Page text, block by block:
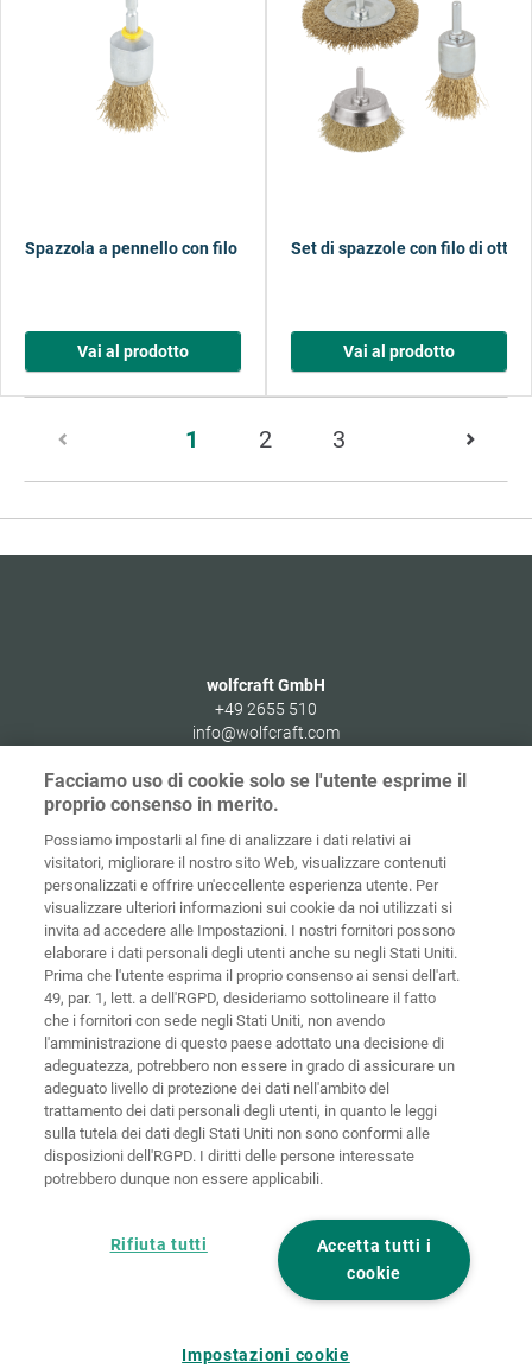
Spazzola a pennello con filo di ottone
Vai al prodotto
Set di spazzole con filo di
Vai al prodotto
1 Pagina
1
2 3
wolfcraft GmbH
+49 2655 510
info@wolfcraft.com
Wolffstraße 1
56746 Kempenich
Germany
Home Contatti Colofone Tutela dei dati
CGC
Politiche sui
cookies Login
Dichiarazione
di accessibilità
Impostazioni sui cookie
Facciamo uso di cookie solo se l'utente esprime il
proprio consenso in merito.
Possiamo impostarli al fine di analizzare i dati relativi ai
visitatori, migliorare il nostro sito Web, visualizzare contenuti
personalizzati e offrire un'eccellente esperienza utente. Per
visualizzare ulteriori informazioni sui cookie da noi utilizzati si
invita ad accedere alle Impostazioni. I nostri fornitori possono
elaborare i dati personali degli utenti anche su negli Stati Uniti.
Prima che l'utente esprima il proprio consenso ai sensi dell'art.
49, par. 1, lett. a dell'RGPD, desideriamo sottolineare il fatto
che i fornitori con sede negli Stati Uniti, non avendo
l'amministrazione di questo paese adottato una decisione di
adeguatezza, potrebbero non essere in grado di assicurare un
adeguato livello di protezione dei dati nell'ambito del
trattamento dei dati personali degli utenti, in quanto le leggi
sulla tutela dei dati degli Stati Uniti non sono conformi alle
disposizioni dell'RGPD. I diritti delle persone interessate
potrebbero dunque non essere applicabili.
Accetta tutti i
cookie
Rifiuta tutti
Impostazioni cookie